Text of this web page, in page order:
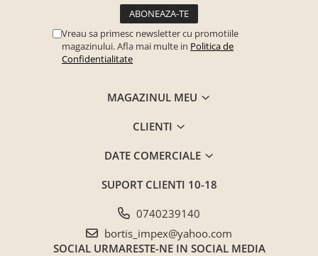
COVOARE CLASICE
Sezlonguri de gradina si terasa
Vreau sa primesc newsletter cu promotiile
magazinului. Afla mai multe in Politica de
Confidentialitate
MAGAZINUL MEU
CLIENTI
DATE COMERCIALE
SUPORT CLIENTI 10-18
0740239140
bortis_impex@yahoo.com
SOCIAL URMARESTE-NE IN SOCIAL MEDIA